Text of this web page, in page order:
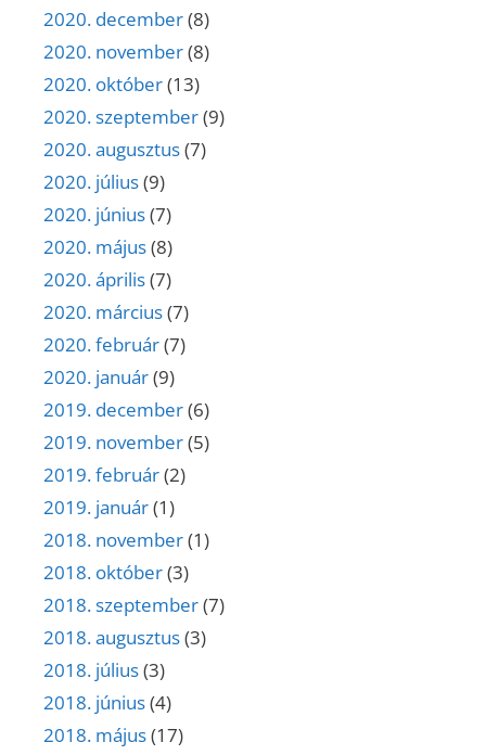
2020. december(8)
2020. november(8)
2020. október(13)
2020. szeptember(9)
2020. augusztus(7)
2020. július(9)
2020. június(7)
2020. május(8)
2020. április(7)
2020. március(7)
2020. február(7)
2020. január(9)
2019. december(6)
2019. november(5)
2019. február(2)
2019. január(1)
2018. november(1)
2018. október(3)
2018. szeptember(7)
2018. augusztus(3)
2018. július(3)
2018. június(4)
2018. május(17)